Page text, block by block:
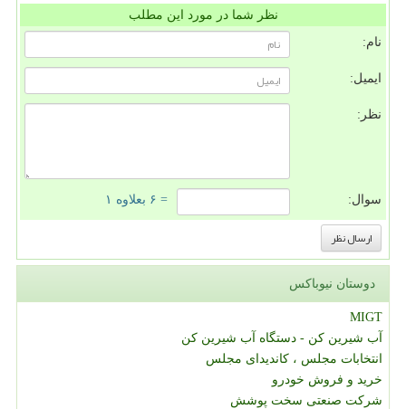
نظر شما در مورد این مطلب
نام:
ایمیل:
نظر:
سوال: = ۶ بعلاوه ۱
دوستان نیوباکس
MIGT
آب شیرین کن - دستگاه آب شیرین کن
انتخابات مجلس ، کاندیدای مجلس
خرید و فروش خودرو
شرکت صنعتی سخت پوشش